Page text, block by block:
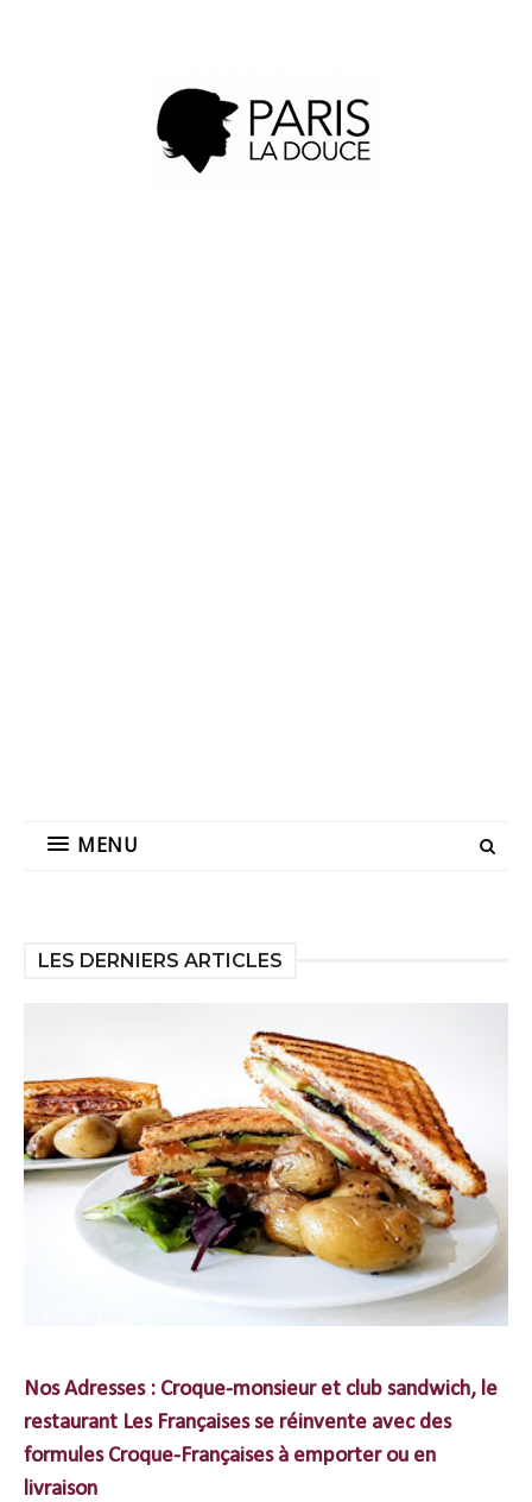
MENU
LES DERNIERS ARTICLES
Nos Adresses : Croque-monsieur et club sandwich, le
restaurant Les Françaises se réinvente avec des
formules Croque-Françaises à emporter ou en
livraison